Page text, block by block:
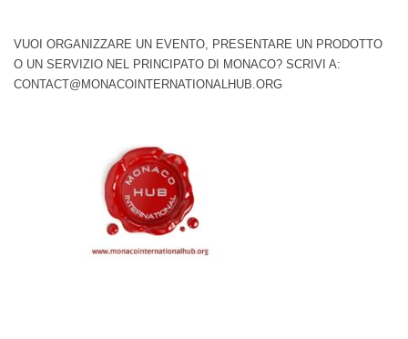
VUOI ORGANIZZARE UN EVENTO, PRESENTARE UN PRODOTTO
O UN SERVIZIO NEL PRINCIPATO DI MONACO? SCRIVI A:
CONTACT@MONACOINTERNATIONALHUB.ORG